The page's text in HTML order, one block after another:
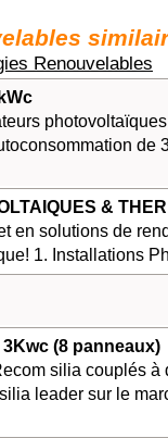
Renouvelables
de
&
en solutions de
1. Installations
(8 panneaux)
silia couplés à
leader sur le